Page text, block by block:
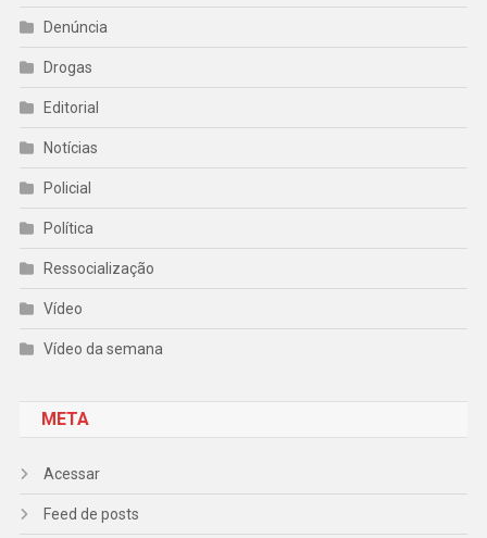
Denúncia
Drogas
Editorial
Notícias
Policial
Política
Ressocialização
Vídeo
Vídeo da semana
META
Acessar
Feed de posts